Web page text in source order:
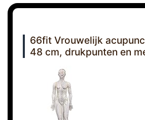
66fit Vrouwelijk
48 cm, drukpunten en